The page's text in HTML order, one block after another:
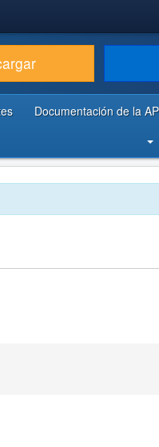
Documentación de la